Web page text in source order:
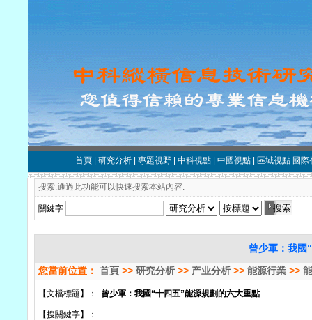
首頁 研究分析 專題視野 中科視點 中國視點 區域視點 國際
搜索:通過此功能可以快速搜索本站內容.
關鍵字
曾少軍：我國
您當前位置： 首頁 >> 研究分析 >> 产业分析 >> 能源行業 >>
【文檔標題】： 曾少軍：我國“十四五”能源規劃的六大重點
【搜關鍵字】：